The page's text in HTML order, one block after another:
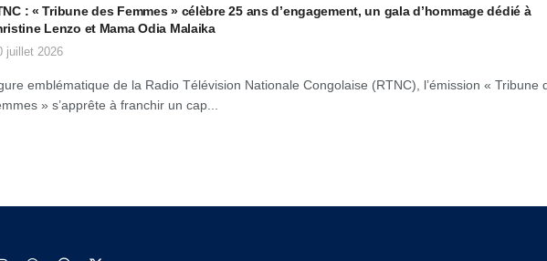
: « Tribune des Femmes » célèbre 25 ans d’engagement, un gala d’hommage dédié à
Lenzo et Mama Odia Malaika
juillet 2026
emblématique de la Radio Télévision Nationale Congolaise (RTNC), l’émission « Tribune
» s’apprête à franchir un cap...